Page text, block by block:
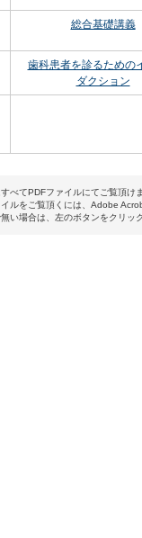
総合基礎講義
歯科患者を診るための
ダクション
べてPDFファイルにてご覧頂けま
ルをご覧頂くには、Adobe
い場合は、左のボタンをクリッ